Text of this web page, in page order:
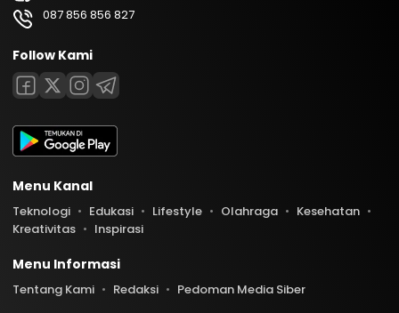
087 856 856 827
Follow Kami
Menu Kanal
Teknologi Edukasi Lifestyle Olahraga
Kesehatan
Kreativitas
Inspirasi
Menu Informasi
Tentang Kami Redaksi Pedoman Media Siber